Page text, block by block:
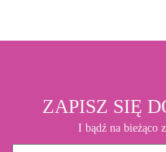
ZAPISZ SIĘ
I bądź na bieżąco